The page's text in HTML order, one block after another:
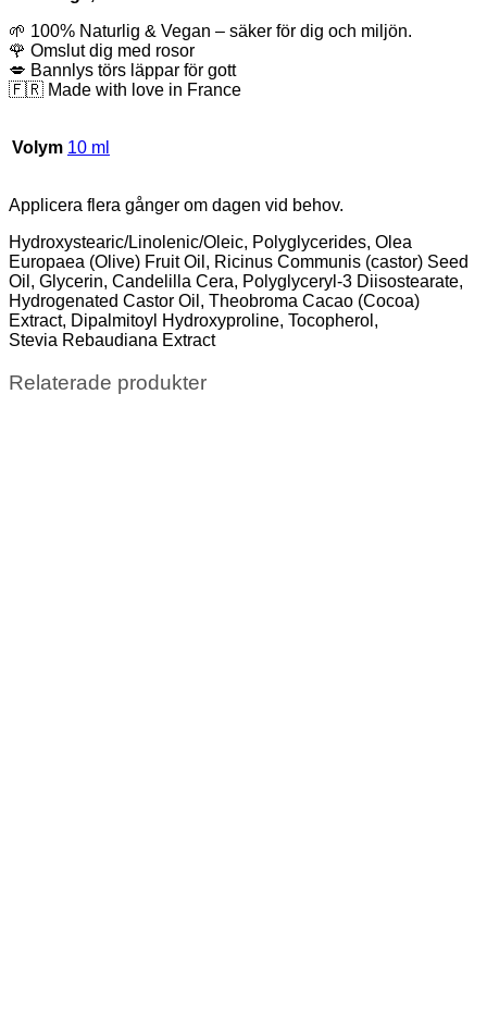
🌱 100% Naturlig & Vegan – säker för dig och miljön.
🌹 Omslut dig med rosor
💋 Bannlys törs läppar för gott
🇫🇷 Made with love in France
Volym 10 ml
Applicera flera gånger om dagen vid behov.
Hydroxystearic/Linolenic/Oleic, Polyglycerides, Olea
Europaea (Olive) Fruit Oil, Ricinus Communis (castor) Seed
Oil, Glycerin, Candelilla Cera, Polyglyceryl-3 Diisostearate,
Hydrogenated Castor Oil, Theobroma Cacao (Cocoa)
Extract, Dipalmitoyl Hydroxyproline, Tocopherol,
Stevia Rebaudiana Extract
Relaterade produkter